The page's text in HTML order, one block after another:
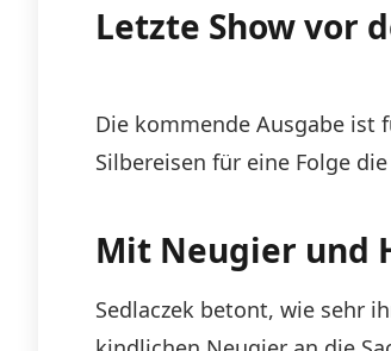
Letzte Show vor
Die kommende Ausgabe ist
Silbereisen für eine Folge
Mit Neugier und
Sedlaczek betont, wie sehr